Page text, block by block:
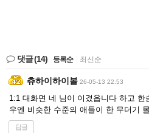
댓글(14) 등록순 최신순
츄하이하이볼 26-05-13 22:53
1:1 대화면 네 님이 이겼읍니다 하고 한
우엔 비슷한 수준의 애들이 한 무더기
답글